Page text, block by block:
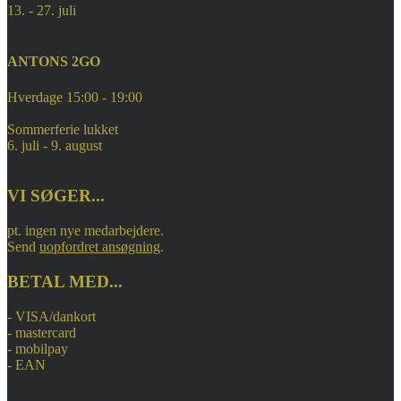
13. - 27. juli
ANTONS 2GO
Hverdage 15:00 - 19:00
Sommerferie lukket
6. juli - 9. august
VI SØGER...
pt. ingen nye medarbejdere.
Send uopfordret ansøgning.
BETAL MED...
- VISA/dankort
- mastercard
- mobilpay
- EAN